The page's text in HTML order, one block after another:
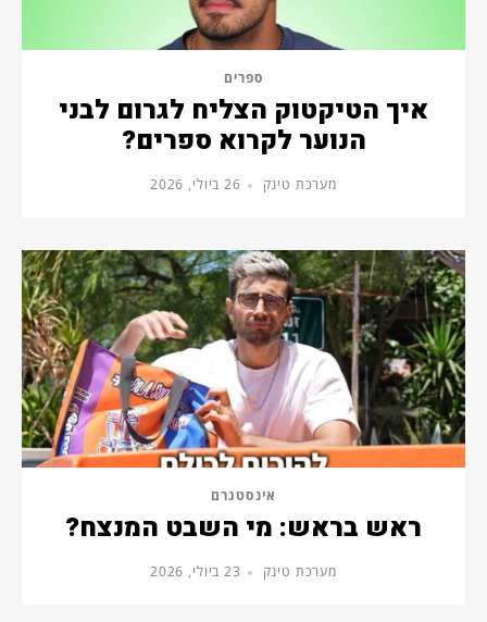
ספרים
איך הטיקטוק הצליח לגרום לבני
הנוער לקרוא ספרים?
מערכת טינק 26 ביולי, 2026
אינסטגרם
ראש בראש: מי השבט המנצח?
מערכת טינק 23 ביולי, 2026